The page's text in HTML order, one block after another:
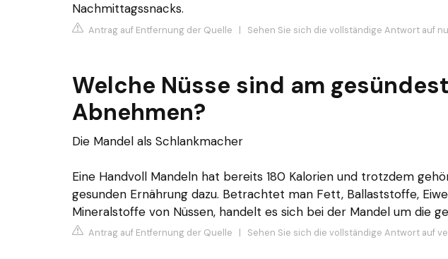
Nachmittagssnacks.
Antrag auf Entfernung der Quelle | Sehen Sie sich die vollständige Antwort auf
Welche Nüsse sind am
Abnehmen?
Die Mandel als Schlankmacher
Eine Handvoll Mandeln hat bereits 180 Kalorien und trotzdem
gesunden Ernährung dazu. Betrachtet man Fett, Ballaststoffe,
Mineralstoffe von Nüssen, handelt es sich bei der Mandel um die
Antrag auf Entfernung der Quelle | Sehen Sie sich die vollständige Antwort auf